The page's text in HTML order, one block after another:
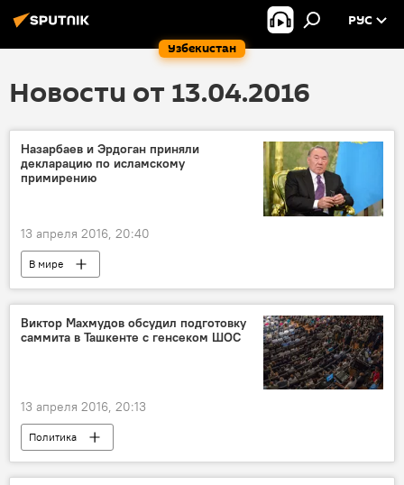
Узбекистан
РУС
Новости от 13.04.2016
Назарбаев и Эрдоган приняли
декларацию по исламскому
примирению
13 апреля 2016, 20:40
В мире
Виктор Махмудов обсудил подготовку
саммита в Ташкенте с генсеком ШОС
13 апреля 2016, 20:13
Политика